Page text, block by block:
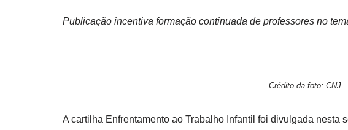
Publicação incentiva formação continuada de professores no
Crédito da foto: CNJ
A cartilha Enfrentamento ao Trabalho Infantil foi divulgada nesta